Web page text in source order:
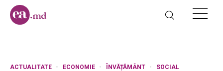
ACTUALITATE ECONOMIE ÎNVĂȚĂMÂNT SOCIAL